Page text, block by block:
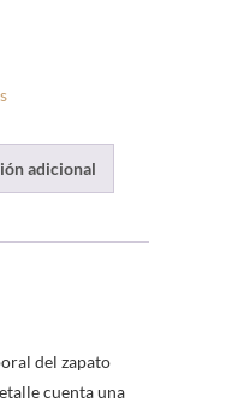
adicional
del zapato
cuenta una